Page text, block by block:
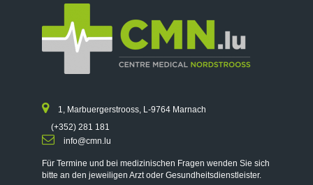
1, Marbuergerstrooss, L-9764 Marnach
(+352) 281 181
info@cmn.lu
Für Termine und bei medizinischen Fragen wenden Sie sich
bitte an den jeweiligen Arzt oder Gesundheitsdienstleister.